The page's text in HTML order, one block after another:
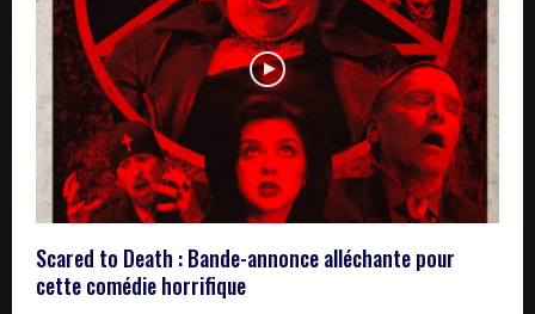
Scared to Death : Bande-annonce alléchante pour
cette comédie horrifique